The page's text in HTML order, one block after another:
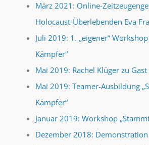
März 2021: Online-
Holocaust-Überlebenden Eva
Juli 2019: 1. „eigener“
Kämpfer“
Mai 2019: Rachel Klüger zu Gast
Mai 2019: Teamer-Ausbildung
Kämpfer“
Januar 2019: Workshop
Dezember 2018: Demonstration